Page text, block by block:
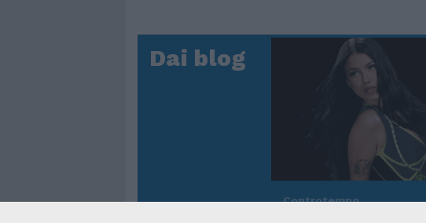
Dai blog
Controtempo